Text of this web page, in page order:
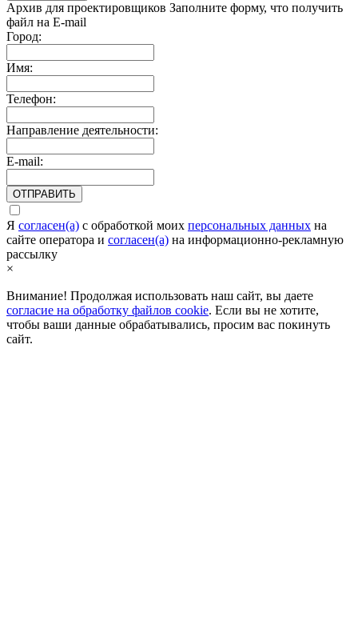
Архив для проектировщиков Заполните форму, что получить
файл на E-mail
Город:
Имя:
Телефон:
Направление деятельности:
E-mail:
ОТПРАВИТЬ
Я согласен(а) c обработкой моих персональных данных на
сайте оператора и согласен(а) на информационно-рекламную
рассылку
×
Внимание! Продолжая использовать наш сайт, вы даете
согласие на обработку файлов cookie. Если вы не хотите,
чтобы ваши данные обрабатывались, просим вас покинуть
сайт.